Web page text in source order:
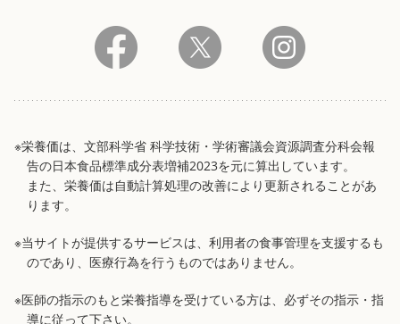
※栄養価は、文部科学省 科学技術・学術審議会資源調査分科会報
告の日本食品標準成分表増補2023を元に算出しています。
また、栄養価は自動計算処理の改善により更新されることがあ
ります。
※当サイトが提供するサービスは、利用者の食事管理を支援するも
のであり、医療行為を行うものではありません。
※医師の指示のもと栄養指導を受けている方は、必ずその指示・指
導に従って下さい。